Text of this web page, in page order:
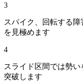
3
スパイク、回転する
を見極めます
4
スライド区間では勢
突破します